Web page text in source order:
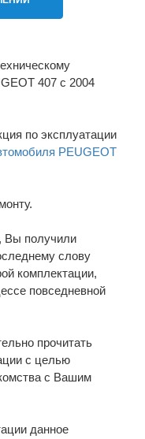
407 с 2004
по эксплуатации
PEUGEOT
Вы получили
слову
комплектации,
повседневной
прочитать
с целью
с Вашим
данное